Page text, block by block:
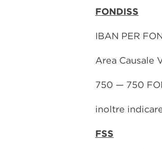
FONDISS
IBAN PER
Area Causale
750 — 750
inoltre
FSS